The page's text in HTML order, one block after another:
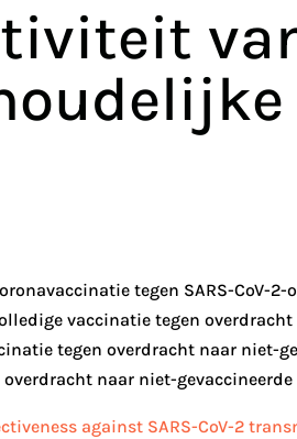
tegen SARS-CoV-
vaccinatie tegen
tegen overdracht naar niet-
overdracht naar niet-
against SARS-CoV-2